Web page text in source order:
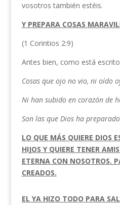
vosotros también estéis.
Y PREPARA COSAS
(1 Corintios 2:9)
Antes bien, como está
Cosas que ojo no vio, ni oído
Ni han subido en corazón de
Son las que Dios ha
LO QUE MÁS QUIERE DIOS
HIJOS Y QUIERE TENER
ETERNA CON NOSOTROS.
CREADOS.
EL YA HIZO TODO PARA